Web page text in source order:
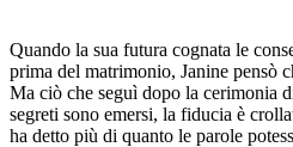
Quando la sua futura cognata le
prima del matrimonio, Janine pensò
Ma ciò che seguì dopo la cerimonia
segreti sono emersi, la fiducia è
ha detto più di quanto le parole